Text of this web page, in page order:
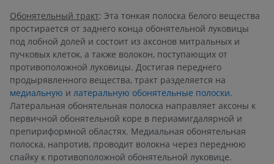
Обонятельный тракт: Эта тонкая полоска белого вещества
простирается от заднего конца обонятельной луковицы
под лобной долей и состоит из аксонов митральных и
пучковых клеток, а также волокон, поступающих от
противоположной луковицы. Достигая переднего
продырявленного вещества, тракт разделяется на
медиальную и латеральную обонятельные полоски.
Латеральная обонятельная полоска направляет аксоны к
первичной обонятельной коре в периамигдалярной и
препириформной областях. Медиальная обонятельная
полоска, напротив, проводит волокна через переднюю
спайку к противоположной обонятельной луковице.